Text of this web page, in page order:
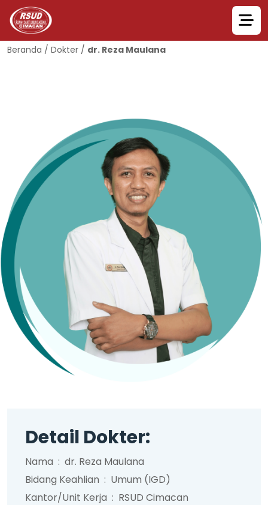
Beranda / Dokter / dr. Reza Maulana
Detail Dokter:
Nama : dr. Reza Maulana
Bidang Keahlian : Umum (IGD)
Kantor/Unit Kerja : RSUD Cimacan